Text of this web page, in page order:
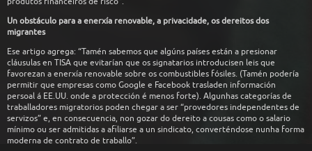
Un obstáculo para a enerxía renovable, a privacidade, os dereitos dos
migrantes
Ese artigo agrega: “Tamén sabemos que algúns países están a presionar
cláusulas en TISA que evitarían que os signatarios introducisen leis que
favorezan a enerxía renovable sobre os combustibles fósiles. (Tamén podería
permitir que empresas como Google e Facebook trasladen información
persoal á EE.UU. onde a protección é menos forte). Algunhas categorías de
traballadores migratorios poden chegar a ser “provedores independentes de
servizos” e, en consecuencia, non gozar do dereito a cousas como o salario
mínimo ou ser admitidas a afiliarse a un sindicato, converténdose nunha forma
moderna de contrato de traballo”.